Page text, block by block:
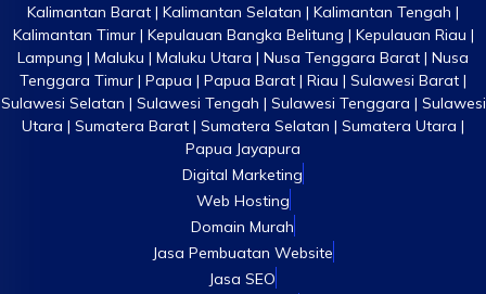
Kalimantan Barat | Kalimantan Selatan | Kalimantan Tengah |
Kalimantan Timur | Kepulauan Bangka Belitung | Kepulauan Riau |
Lampung | Maluku | Maluku Utara | Nusa Tenggara Barat | Nusa
Tenggara Timur | Papua | Papua Barat | Riau | Sulawesi Barat |
Sulawesi Selatan | Sulawesi Tengah | Sulawesi Tenggara | Sulawesi
Utara | Sumatera Barat | Sumatera Selatan | Sumatera Utara |
Papua Jayapura
Digital Marketing
Web Hosting
Domain Murah
Jasa Pembuatan Website
Jasa SEO